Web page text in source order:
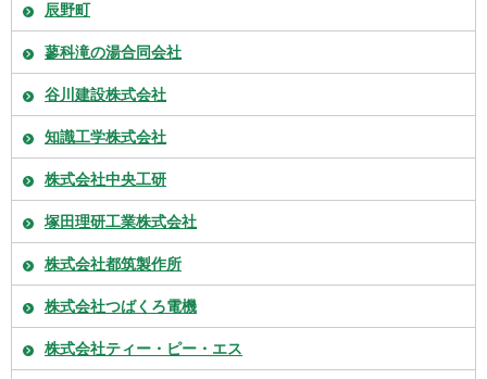
辰野町
蓼科滝の湯合同会社
谷川建設株式会社
知識工学株式会社
株式会社中央工研
塚田理研工業株式会社
株式会社都筑製作所
株式会社つばくろ電機
株式会社ティー・ピー・エス